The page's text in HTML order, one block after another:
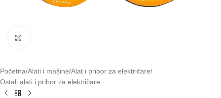
Početna/Alati i mašine/Alat i pribor za električare/
Ostali alati i pribor za električare